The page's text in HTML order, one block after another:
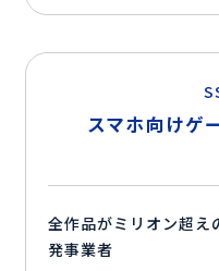
スマホ向けゲ
全作品がミリオン超え
発事業者